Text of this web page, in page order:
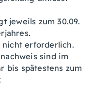
jeweils zum 30.09.
nicht erforderlich.
sind im
bis spätestens zum